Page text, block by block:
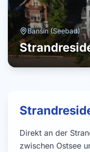
Bansin (Seebad)
Direkt an der
zwischen Ostsee